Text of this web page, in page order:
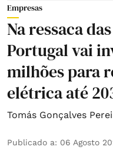
Empresas
Na ressaca
Portugal vai
milhões para
elétrica até
Tomás Gonçalves
Publicado a: 06 Agosto